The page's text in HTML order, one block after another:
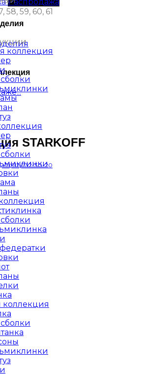
STARKOFF
+7(912)732-30-20
58, 59, 60, 61
коллекция